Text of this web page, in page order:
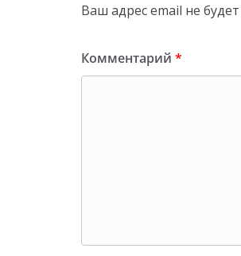
Ваш адрес email не
Комментарий *